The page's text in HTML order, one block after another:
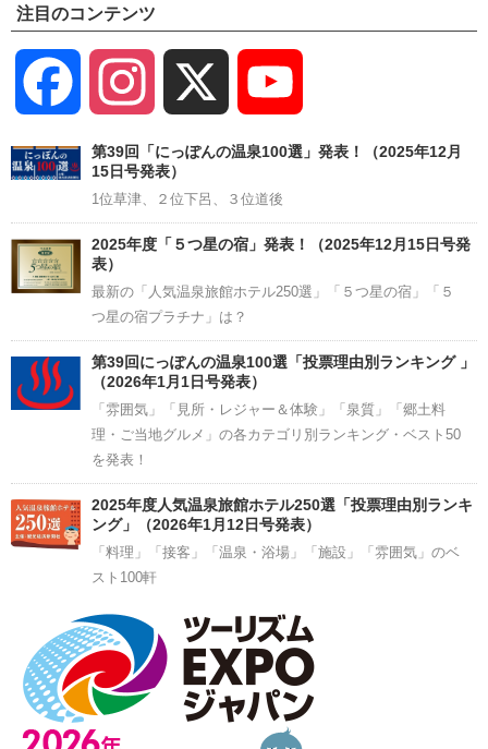
注目のコンテンツ
Facebook Instagram
Channel
第39回「にっぽんの温泉100選」発表！（2025年12月
15日号発表）
1位草津、２位下呂、３位道後
2025年度「５つ星の宿」発表！（2025年12月15日号発
表）
最新の「人気温泉旅館ホテル250選」「５つ星の宿」「５
つ星の宿プラチナ」は？
第39回にっぽんの温泉100選「投票理由別ランキング 」
（2026年1月1日号発表）
「雰囲気」「見所・レジャー＆体験」「泉質」「郷土料
理・ご当地グルメ」の各カテゴリ別ランキング・ベスト50
を発表！
2025年度人気温泉旅館ホテル250選「投票理由別ランキ
ング」（2026年1月12日号発表）
「料理」「接客」「温泉・浴場」「施設」「雰囲気」のベ
スト100軒